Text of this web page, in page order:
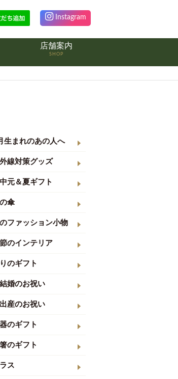
Instagram
店舗案内
SHOP
生まれのあの人へ
線対策グッズ
元＆夏ギフト
傘
ファッション小物
のインテリア
のギフト
婚のお祝い
産のお祝い
のギフト
のギフト
ス